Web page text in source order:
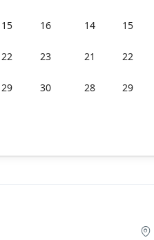
15 16
22 23
29 30
14 15
21 22
28 29